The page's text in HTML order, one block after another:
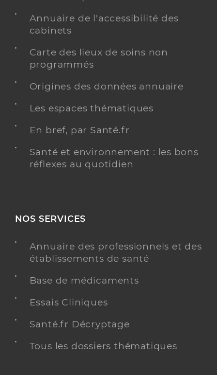
Annuaire de l'accessibilité des
cabinets
Carte des lieux de soins non
programmés
Origines des données annuaire
Les espaces thématiques
En bref, par Santé.fr
Santé et environnement : les bons
réflexes au quotidien
NOS SERVICES
Annuaire des professionnels et des
établissements de santé
Base de médicaments
Essais Cliniques
Santé.fr Décryptage
Tous les dossiers thématiques